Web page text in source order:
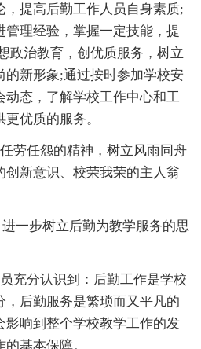
，提高后勤工作人员自身素质;
管理经验，掌握一定技能，提
政治教育，创优质服务，树立
的新形象;通过按时参加学校安
态，了解学校工作中心和工
优质的服务。
劳任怨的精神，树立风雨同舟
创新意识、校荣我荣的主人翁
一步树立后勤为教学服务的思
充分认识到：后勤工作是学校
，后勤服务是繁琐而又平凡的
影响到整个学校教学工作的发
基本保障。